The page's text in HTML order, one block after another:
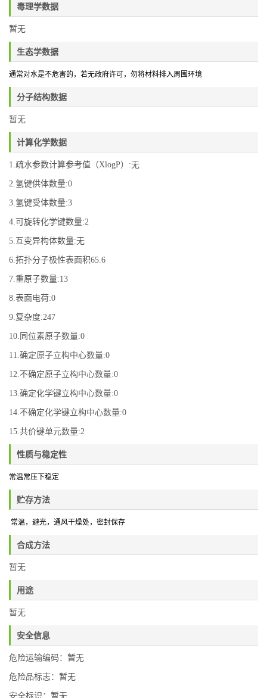
毒理学数据
暂无
生态学数据
通常对水是不危害的，若无政府许可，勿将材料排入周围环境
分子结构数据
暂无
计算化学数据
1.疏水参数计算参考值（XlogP）:无
2.氢键供体数量:0
3.氢键受体数量:3
4.可旋转化学键数量:2
5.互变异构体数量:无
6.拓扑分子极性表面积65.6
7.重原子数量:13
8.表面电荷:0
9.复杂度:247
10.同位素原子数量:0
11.确定原子立构中心数量:0
12.不确定原子立构中心数量:0
13.确定化学键立构中心数量:0
14.不确定化学键立构中心数量:0
15.共价键单元数量:2
性质与稳定性
常温常压下稳定
贮存方法
常温，避光，通风干燥处 ，密封保存
合成方法
暂无
用途
暂无
安全信息
危险运输编码：暂无
危险品标志：暂无
安全标识：暂无